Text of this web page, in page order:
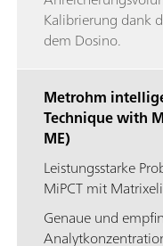
Kalibrierung dank
dem Dosino.
Metrohm
Technique with
ME)
Leistungsstarke
MiPCT mit
Genaue und